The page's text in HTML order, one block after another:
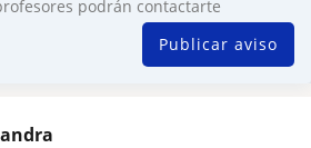
podrán contactarte
Publicar aviso